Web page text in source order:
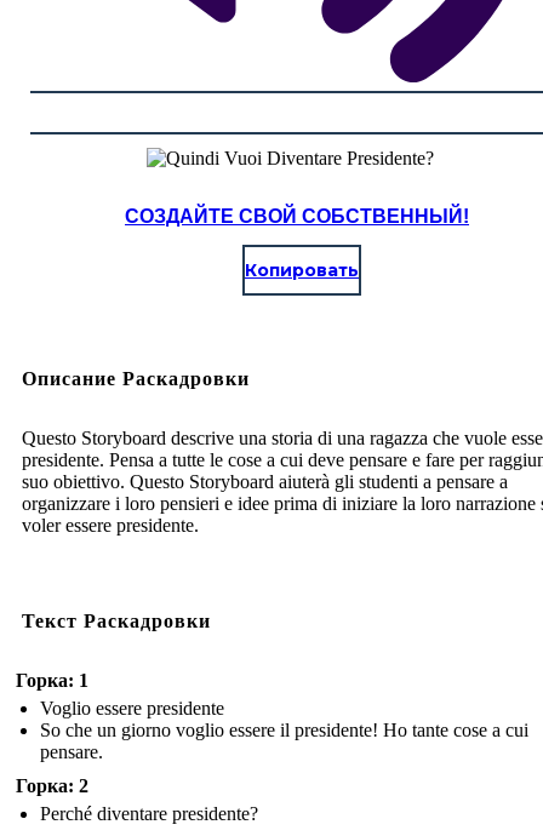
СОЗДАЙТЕ СВОЙ СОБСТВЕННЫЙ!
Копировать
Описание Раскадровки
Questo Storyboard descrive una storia di una ragazza che vuole
presidente. Pensa a tutte le cose a cui deve pensare e fare per
suo obiettivo. Questo Storyboard aiuterà gli studenti a pensare a
organizzare i loro pensieri e idee prima di iniziare la loro narrazione
voler essere presidente.
Текст Раскадровки
Горка: 1
Voglio essere presidente
So che un giorno voglio essere il presidente! Ho tante cose a cui
pensare.
Горка: 2
Perché diventare presidente?